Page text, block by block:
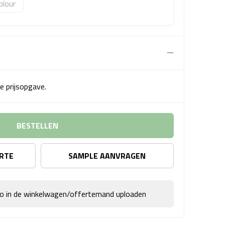
prijsopgave.
BESTELLEN
SAMPLE AANVRAGEN
in de winkelwagen/offertemand uploaden